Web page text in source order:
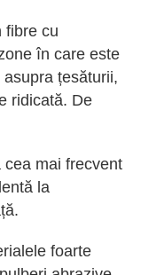
fibre cu
în care este
țesăturii,
ridicată. De
cea mai frecvent
la
foarte